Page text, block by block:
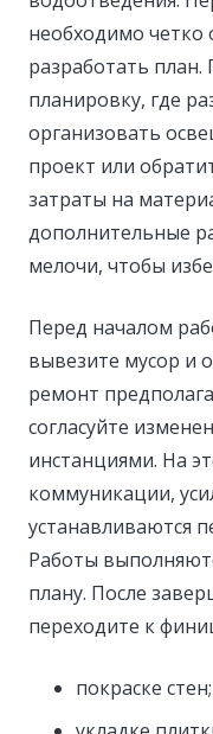
необходимо четко
разработать
планировку, где
организовать
проект или
затраты на
дополнительные
мелочи, чтобы
Перед началом
вывезите мусор и
ремонт
согласуйте
инстанциями. На
коммуникации,
устанавливаются
Работы
плану. После
переходите к
покраске стен;